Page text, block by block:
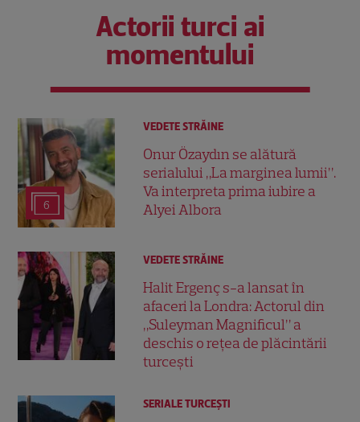
Actorii turci ai
momentului
6
VEDETE STRĂINE
Onur Özaydın se alătură
serialului „La marginea lumii”.
Va interpreta prima iubire a
Alyei Albora
VEDETE STRĂINE
Halit Ergenç s-a lansat în
afaceri la Londra: Actorul din
„Suleyman Magnificul” a
deschis o rețea de plăcintării
turcești
SERIALE TURCEŞTI